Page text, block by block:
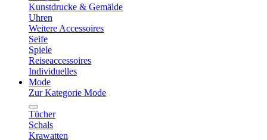
Kunstdrucke & Gemälde
Uhren
Weitere Accessoires
Seife
Spiele
Reiseaccessoires
Individuelles
Mode
Zur Kategorie Mode
Tücher
Schals
Krawatten